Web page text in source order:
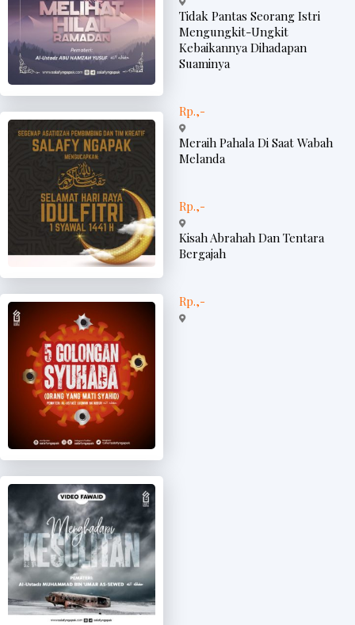
Tidak Pantas Seorang Istri
Mengungkit-Ungkit
Kebaikannya Dihadapan
Suaminya
Rp.,-
Meraih Pahala Di Saat Wabah
Melanda
Rp.,-
Kisah Abrahah Dan Tentara
Bergajah
Rp.,-